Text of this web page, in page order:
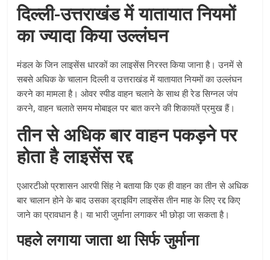
दिल्ली-उत्तराखंड में यातायात नियमों
का ज्यादा किया उल्लंघन
मंडल के जिन लाइसेंस धारकों का लाइसेंस निरस्त किया जाना है। उनमें से
सबसे अधिक के चालान दिल्ली व उत्तराखंड में यातायात नियमों का उल्लंघन
करने का मामला है। ओवर स्पीड वाहन चलाने के साथ ही रेड सिग्नल जंप
करने, वाहन चलाते समय मोबाइल पर बात करने की शिकायतें प्रमुख हैं।
तीन से अधिक बार वाहन पकड़ने पर
होता है लाइसेंस रद्द
एआरटीओ प्रशासन आरपी सिंह ने बताया कि एक ही वाहन का तीन से अधिक
बार चालान होने के बाद उसका ड्राइविंग लाइसेंस तीन माह के लिए रद्द किए
जाने का प्रावधान है। या भारी जुर्माना लगाकर भी छोड़ा जा सकता है।
पहले लगाया जाता था सिर्फ जुर्माना